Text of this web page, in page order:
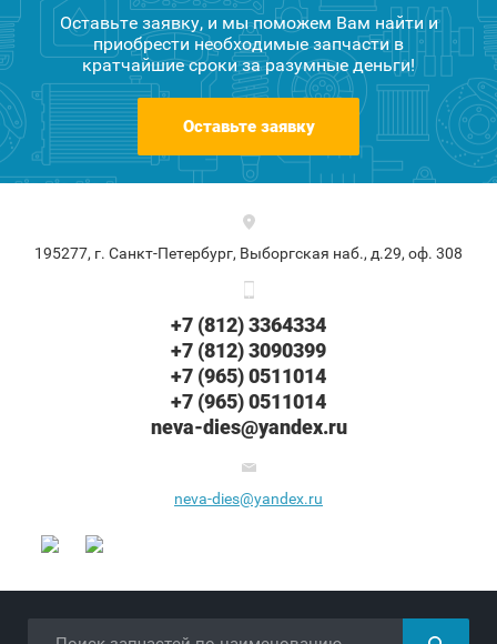
Оставьте заявку, и мы поможем Вам найти и
приобрести необходимые запчасти в
кратчайшие сроки за разумные деньги!
Оставьте заявку
195277, г. Санкт-Петербург, Выборгская наб., д.29, оф. 308
+7 (812) 3364334
+7 (812) 3090399
+7 (965) 0511014
+7 (965) 0511014
neva-dies@yandex.ru
neva-dies@yandex.ru